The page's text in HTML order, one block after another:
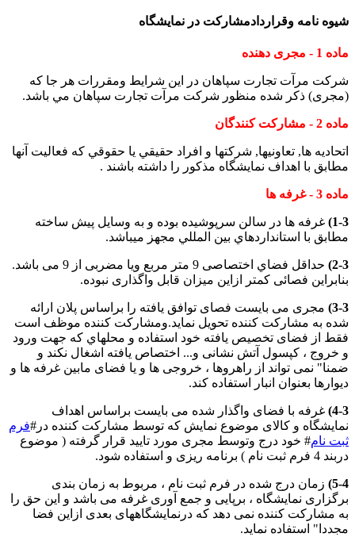
شيوه نامه وقراردادمشارکت در نمايشگاه
ماده 1 - مجری دهنده
شرکت مرآت تجارت سپاهان در اين شرايط ومقررات هر جا كه
(مجری) ذكر شده منظور شرکت مرآت تجارت سپاهان مي باشد.
ماده 2 - مشاركت كنندگان
اتحاديه ها, تعاونيها, شرکتها و افراد حقيقي يا حقوقي كه فعاليت آنها
مطابق با اهداف نمايشگاه مذكور را داشته باشند .
ماده 3 - غرفه ها
1-3) غرفه ها در سالن سرپوشيده بوده و به وسايل پيش ساخته
مطابق با استانداردهاي بين المللي مجهز ميباشد.
2-3)
حداقل فضاي اختصاصی 9 متر مربع ويا مضربی از 9 می باشد.
بنابراين فصائی کمتر ازاين ميزان قابل واگذاری نبوده.
3-3) مجری می بايست فصای توافق يافته را براساس پلان ارائه
شده به مشارکت کننده تحويل نمايد.ومشارکت کننده موظف است
فقط از فضای تخصيص يافته خود استفاده و محلهاي که جهت ورود
و خروج ، کپسول آتش نشانی و... اختصاص يافته اشغال نکند و
ضمنا" نمی تواند از راهروها ، خروجی ها و يا فضای مابين غرفه ها و
ديوارها بعنوان انبار استفاده کند.
4-3) غرفه با فضای واگذار شده می بايست براساس اهداف
نمايشگاه و کالای موضوع نمايش که توسط مشارکت کننده در#فرم
ثبت نام# خود درج وتوسط مجری مورد تاييد قرار گرفته ( موضوع
دربند 4 فرم ثبت نام ) برنامه ريزی و استفاده شود.
5-4) زمان درج شده در فرم ثبت نام ، مربوط به زمان بندی
برگزاری نمايشگاه ، برپايی و جمع آوری غرفه می باشد و اين حق را
به مشارکت کننده نمی دهد که درنمايشگاههای بعدی ازاين فضا
مجددا" استفاده نمايد.